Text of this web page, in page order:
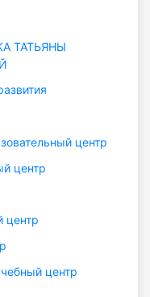
ТАТЬЯНЫ
центр
центр
центр
центр